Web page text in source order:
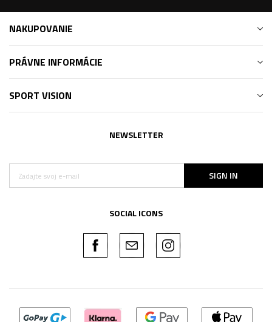
NAKUPOVANIE
PRÁVNE INFORMÁCIE
SPORT VISION
NEWSLETTER
SIGN IN
SOCIAL ICONS